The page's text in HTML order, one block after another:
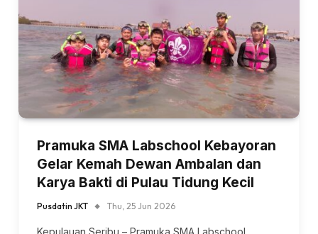
Pramuka SMA Labschool Kebayoran
Gelar Kemah Dewan Ambalan dan
Karya Bakti di Pulau Tidung Kecil
Pusdatin JKT Thu, 25 Jun 2026
Kepulauan Seribu – Pramuka SMA Labschool